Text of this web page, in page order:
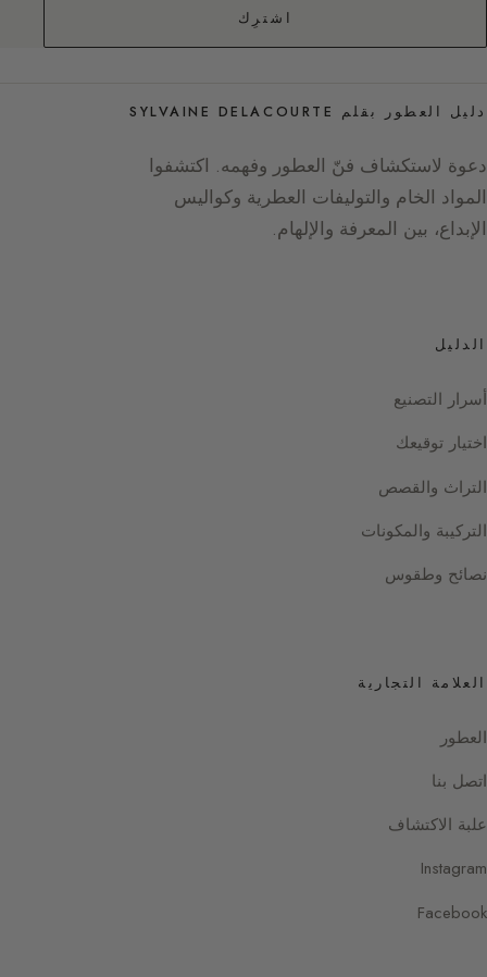
اشترِك
دليل العطور بقلم SYLVAINE DELACOURTE
دعوة لاستكشاف فنّ العطور وفهمه. اكتشفوا
المواد الخام والتوليفات العطرية وكواليس
الإبداع، بين المعرفة والإلهام.
الدليل
أسرار التصنيع
اختيار توقيعك
التراث والقصص
التركيبة والمكونات
نصائح وطقوس
العلامة التجارية
العطور
اتصل بنا
علبة الاكتشاف
Instagram
Facebook